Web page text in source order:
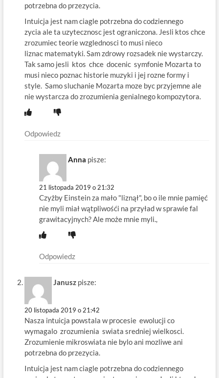
potrzebna do przezycia.
Intuicja jest nam ciagle potrzebna do codziennego
zycia ale ta uzytecznosc jest ograniczona. Jesli ktos chce
zrozumiec teorie wzglednosci to musi nieco
liznac matematyki. Sam zdrowy rozsadek nie wystarczy.
Tak samo jesli ktos chce docenic symfonie Mozarta to
musi nieco poznac historie muzyki i jej rozne formy i
style. Samo sluchanie Mozarta moze byc przyjemne ale
nie wystarcza do zrozumienia genialnego kompozytora.
Odpowiedz
Anna pisze:
21 listopada 2019 o 21:32
Czyżby Einstein za mało "liznął", bo o ile mnie pamięć
nie myli miał wątpliwośći na przyład w sprawie fal
grawitacyjnych? Ale może mnie myli.,
Odpowiedz
Janusz pisze:
20 listopada 2019 o 21:42
Nasza intuicja powstala w procesie ewolucji co
wymagalo zrozumienia swiata sredniej wielkosci.
Zrozumienie mikroswiata nie bylo ani mozliwe ani
potrzebna do przezycia.
Intuicja jest nam ciagle potrzebna do codziennego